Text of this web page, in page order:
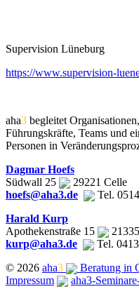
Supervision Lüneburg
https://www.supervision-
aha3 begleitet Organisationen,
Führungskräfte, Teams und
Personen in
Dagmar Hoefs
Südwall 25
29221 Celle
hoefs@aha3.de
Tel.
Harald Kurp
Apothekenstraße 15
kurp@aha3.de
Tel.
© 2026 aha3
Beratung in
Impressum
aha3-